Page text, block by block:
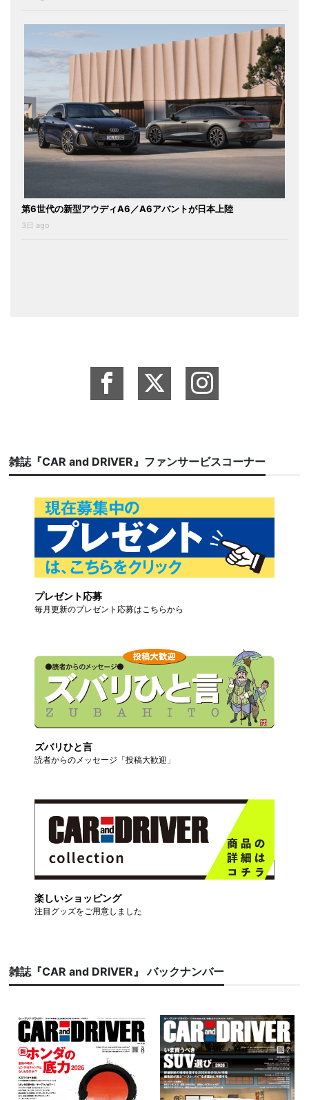
第6世代の新型アウディA6／A6アバントが日本上陸
3日 ago
雑誌『CAR and DRIVER』ファンサービスコーナー
プレゼント応募
毎月更新のプレゼント応募はこちらから
ズバリひと言
読者からのメッセージ「投稿大歓迎」
楽しいショッピング
注目グッズをご用意しました
雑誌『CAR and DRIVER』 バックナンバー